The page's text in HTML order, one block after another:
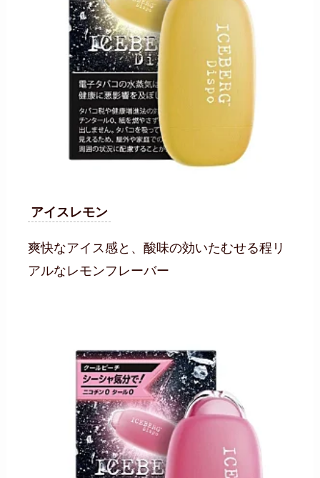
アイスレモン
爽快なアイス感と、酸味の効いたむせる程リ
アルなレモンフレーバー